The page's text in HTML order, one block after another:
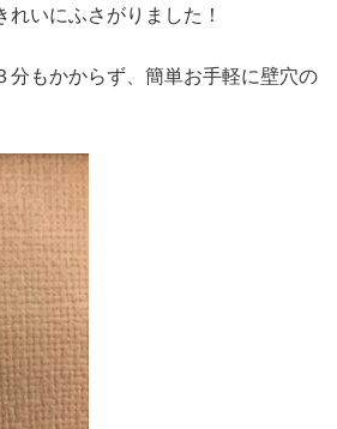
れいにふさがりました！
分もかからず、簡単お手軽に壁穴の